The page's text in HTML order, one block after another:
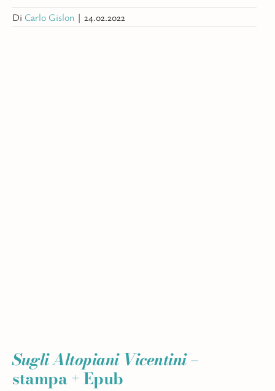
Di Carlo Gislon | 24.02.2022
Sugli Altopiani Vicentini–
stampa + Epub